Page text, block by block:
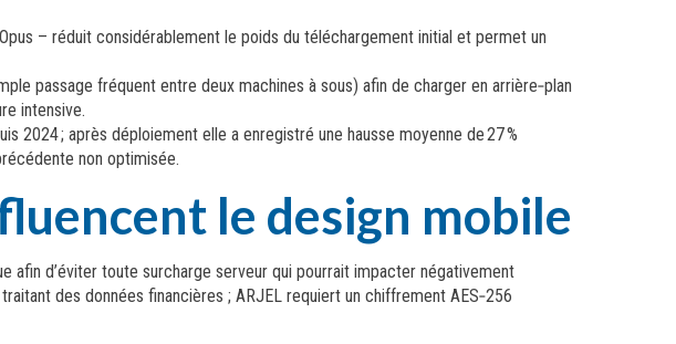
– réduit considérablement le poids du téléchargement initial et permet un
passage fréquent entre deux machines à sous) afin de charger en arrière‑plan
intensive.
2024 ; après déploiement elle a enregistré une hausse moyenne de 27 %
non optimisée.
le design mobile
afin d’éviter toute surcharge serveur qui pourrait impacter négativement
des données financières ; ARJEL requiert un chiffrement AES‑256